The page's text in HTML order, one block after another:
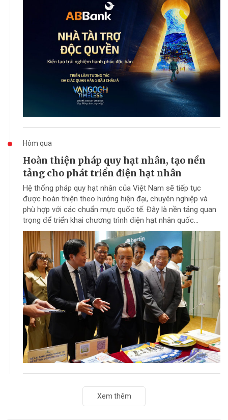
Hôm qua
Hoàn thiện pháp quy hạt nhân, tạo nền
tảng cho phát triển điện hạt nhân
Hệ thống pháp quy hạt nhân của Việt Nam sẽ tiếp tục
được hoàn thiện theo hướng hiện đại, chuyên nghiệp và
phù hợp với các chuẩn mực quốc tế. Đây là nền tảng quan
trọng để triển khai chương trình điện hạt nhân quốc...
Xem thêm